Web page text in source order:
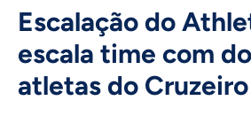
Escalação do
escala time com
atletas do Cruzeiro